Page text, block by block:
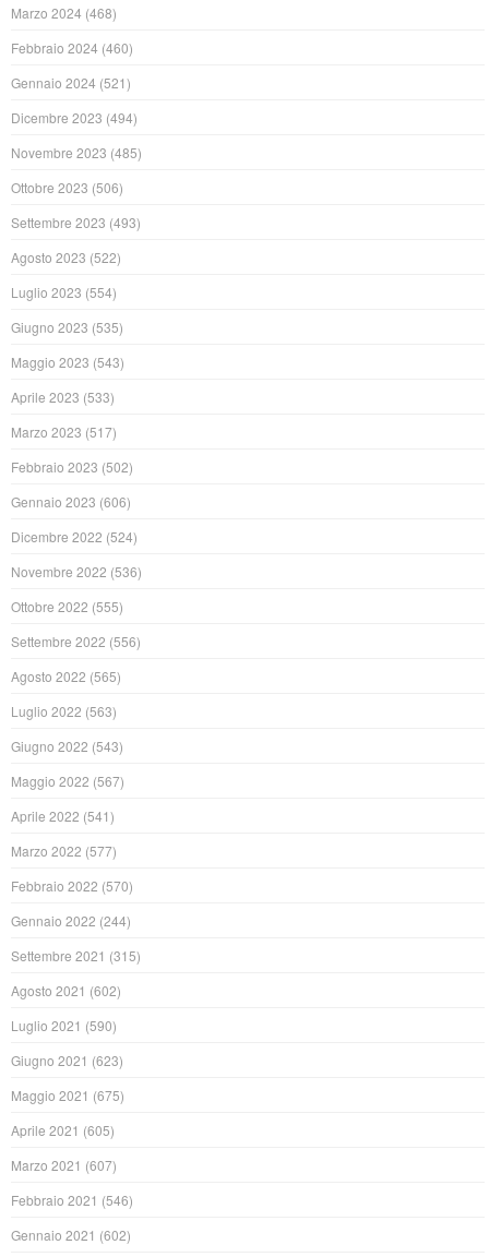
Marzo 2024 (468)
Febbraio 2024 (460)
Gennaio 2024 (521)
Dicembre 2023 (494)
Novembre 2023 (485)
Ottobre 2023 (506)
Settembre 2023 (493)
Agosto 2023 (522)
Luglio 2023 (554)
Giugno 2023 (535)
Maggio 2023 (543)
Aprile 2023 (533)
Marzo 2023 (517)
Febbraio 2023 (502)
Gennaio 2023 (606)
Dicembre 2022 (524)
Novembre 2022 (536)
Ottobre 2022 (555)
Settembre 2022 (556)
Agosto 2022 (565)
Luglio 2022 (563)
Giugno 2022 (543)
Maggio 2022 (567)
Aprile 2022 (541)
Marzo 2022 (577)
Febbraio 2022 (570)
Gennaio 2022 (244)
Settembre 2021 (315)
Agosto 2021 (602)
Luglio 2021 (590)
Giugno 2021 (623)
Maggio 2021 (675)
Aprile 2021 (605)
Marzo 2021 (607)
Febbraio 2021 (546)
Gennaio 2021 (602)